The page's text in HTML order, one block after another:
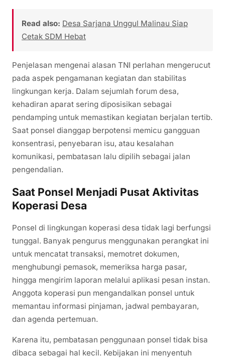
Read also: Desa Sarjana Unggul Malinau Siap
Cetak SDM Hebat
Penjelasan mengenai alasan TNI perlahan mengerucut
pada aspek pengamanan kegiatan dan stabilitas
lingkungan kerja. Dalam sejumlah forum desa,
kehadiran aparat sering diposisikan sebagai
pendamping untuk memastikan kegiatan berjalan tertib.
Saat ponsel dianggap berpotensi memicu gangguan
konsentrasi, penyebaran isu, atau kesalahan
komunikasi, pembatasan lalu dipilih sebagai jalan
pengendalian.
Saat Ponsel Menjadi Pusat Aktivitas
Koperasi Desa
Ponsel di lingkungan koperasi desa tidak lagi berfungsi
tunggal. Banyak pengurus menggunakan perangkat ini
untuk mencatat transaksi, memotret dokumen,
menghubungi pemasok, memeriksa harga pasar,
hingga mengirim laporan melalui aplikasi pesan instan.
Anggota koperasi pun mengandalkan ponsel untuk
memantau informasi pinjaman, jadwal pembayaran,
dan agenda pertemuan.
Karena itu, pembatasan penggunaan ponsel tidak bisa
dibaca sebagai hal kecil. Kebijakan ini menyentuh